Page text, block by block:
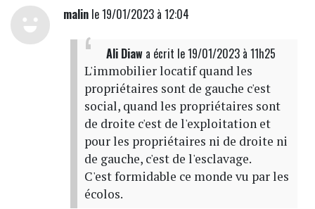
malinle 19/01/2023 à 12:04
Ali Diawa écrit le 19/01/2023 à 11h25
L'immobilier locatif quand les
propriétaires sont de gauche c'est
social, quand les propriétaires sont
de droite c'est de l'exploitation et
pour les propriétaires ni de droite ni
de gauche, c'est de l'esclavage.
C'est formidable ce monde vu par les
écolos.